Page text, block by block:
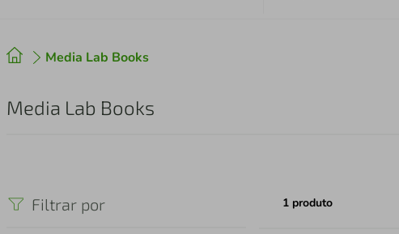
Media Lab Books
Media Lab Books
Filtrar por 1 produto